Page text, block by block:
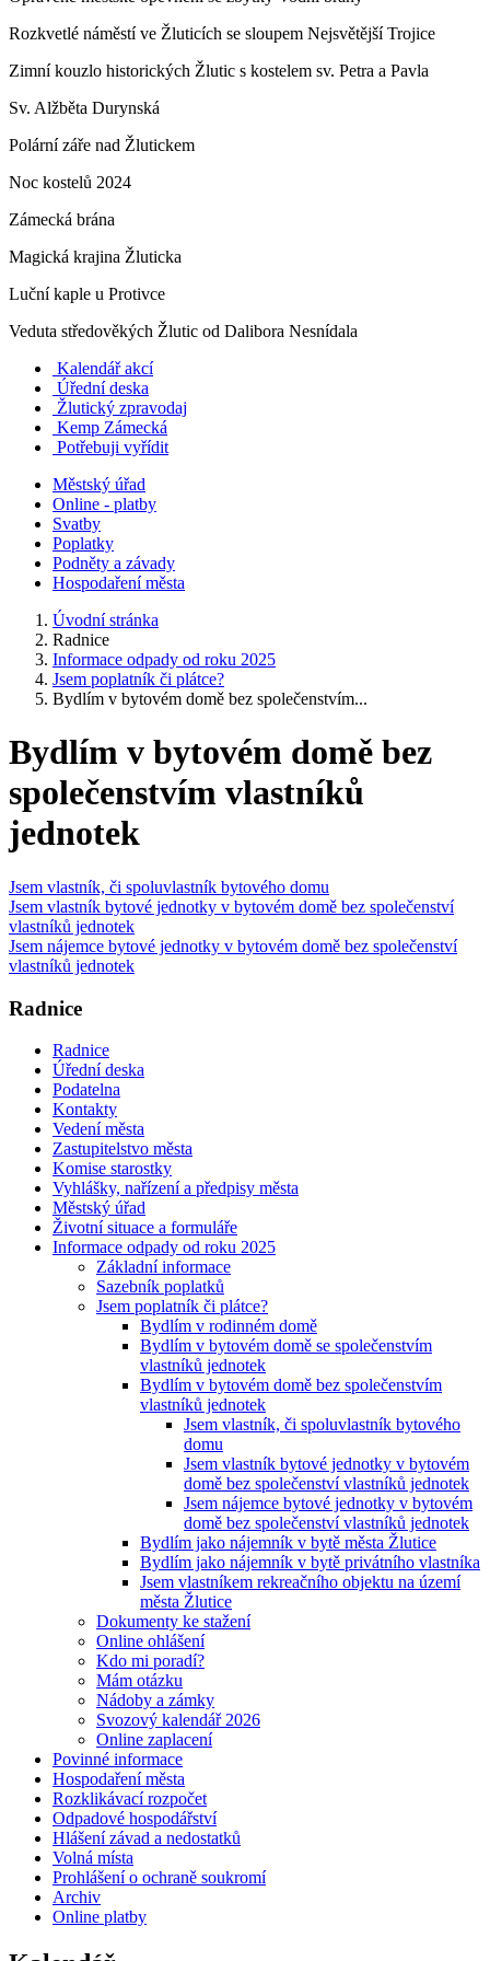
Rozkvetlé náměstí ve Žluticích se sloupem Nejsvětější Trojice
Zimní kouzlo historických Žlutic s kostelem sv. Petra a Pavla
Sv. Alžběta Durynská
Polární záře nad Žlutickem
Noc kostelů 2024
Zámecká brána
Magická krajina Žluticka
Luční kaple u Protivce
Veduta středověkých Žlutic od Dalibora Nesnídala
Kalendář akcí
Úřední deska
Žlutický zpravodaj
Kemp Zámecká
Potřebuji vyřídit
Městský úřad
Online - platby
Svatby
Poplatky
Podněty a závady
Hospodaření města
Úvodní stránka
Radnice
Informace odpady od roku 2025
Jsem poplatník či plátce?
Bydlím v bytovém domě bez společenstvím...
Bydlím v bytovém domě bez
společenstvím vlastníků
jednotek
Jsem vlastník, či spoluvlastník bytového domu
Jsem vlastník bytové jednotky v bytovém domě bez společenství
vlastníků jednotek
Jsem nájemce bytové jednotky v bytovém domě bez společenství
vlastníků jednotek
Radnice
Radnice
Úřední deska
Podatelna
Kontakty
Vedení města
Zastupitelstvo města
Komise starostky
Vyhlášky, nařízení a předpisy města
Městský úřad
Životní situace a formuláře
Informace odpady od roku 2025
Základní informace
Sazebník poplatků
Jsem poplatník či plátce?
Bydlím v rodinném domě
Bydlím v bytovém domě se společenstvím
vlastníků jednotek
Bydlím v bytovém domě bez společenstvím
vlastníků jednotek
Jsem vlastník, či spoluvlastník bytového
domu
Jsem vlastník bytové jednotky v bytovém
domě bez společenství vlastníků jednotek
Jsem nájemce bytové jednotky v bytovém
domě bez společenství vlastníků jednotek
Bydlím jako nájemník v bytě města Žlutice
Bydlím jako nájemník v bytě privátního vlastníka
Jsem vlastníkem rekreačního objektu na území
města Žlutice
Dokumenty ke stažení
Online ohlášení
Kdo mi poradí?
Mám otázku
Nádoby a zámky
Svozový kalendář 2026
Online zaplacení
Povinné informace
Hospodaření města
Rozklikávací rozpočet
Odpadové hospodářství
Hlášení závad a nedostatků
Volná místa
Prohlášení o ochraně soukromí
Archiv
Online platby